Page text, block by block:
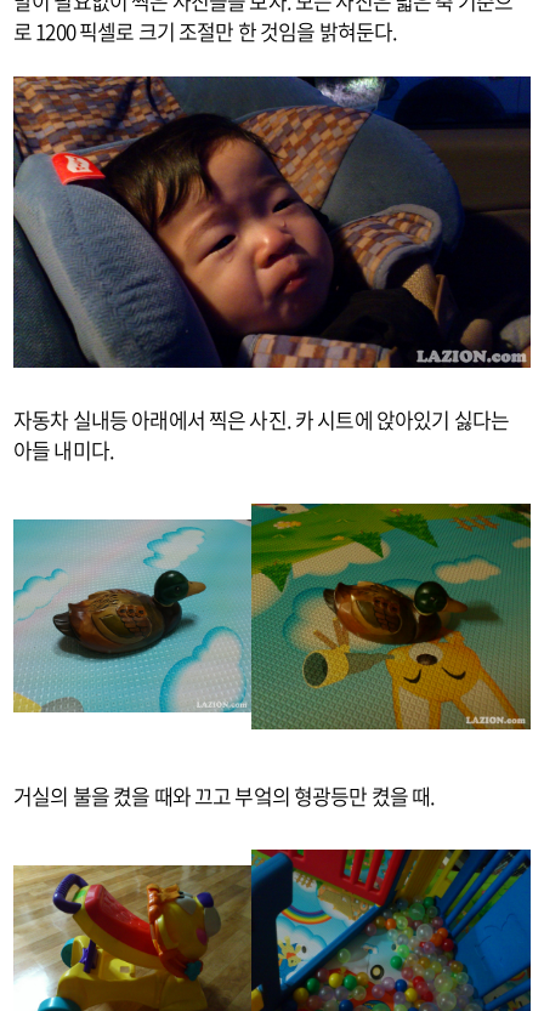
로 1200 픽셀로 크기 조절만 한 것임을 밝혀둔다.
자동차 실내등 아래에서 찍은 사진. 카 시트에 앉아있기 싫다는
아들 내미다.
거실의 불을 켰을 때와 끄고 부엌의 형광등만 켰을 때.